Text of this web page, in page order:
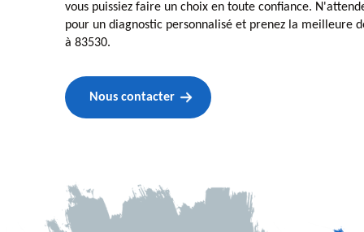
vous puissiez faire un choix en toute confiance.
pour un diagnostic personnalisé et prenez la meilleure
à 83530.
Nous contacter